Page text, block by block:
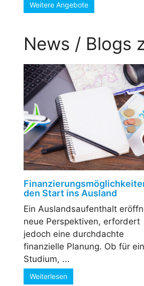
Weitere Angebote
News / Blogs
den Start ins Ausland
Ein Auslandsaufenthalt
neue Perspektiven, erfordert
jedoch eine durchdachte
finanzielle Planung. Ob für ein
Studium, ...
Weiterlesen